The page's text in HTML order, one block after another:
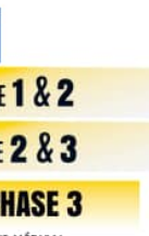
Lecteur
vidéo